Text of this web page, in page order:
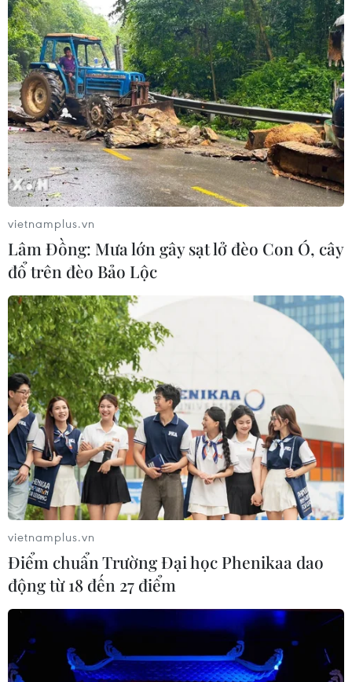
vietnamplus.vn
Lâm Đồng: Mưa lớn gây sạt lở đèo Con Ó, cây
đổ trên đèo Bảo Lộc
vietnamplus.vn
Điểm chuẩn Trường Đại học Phenikaa dao
động từ 18 đến 27 điểm